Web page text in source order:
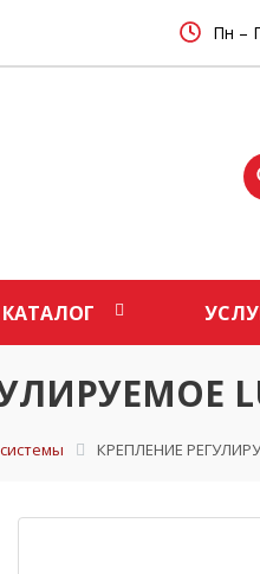
Пн –
КАТАЛОГ
КРЕПЛЕНИЕ